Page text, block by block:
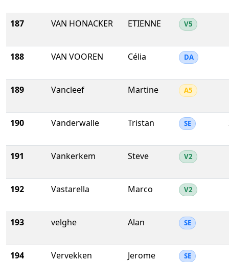
187 VAN HONACKER ETIENNE V5
188 VAN VOOREN Célia DA
189 Vancleef Martine A5
190 Vanderwalle Tristan SE
191 Vankerkem Steve V2
192 Vastarella Marco V2
193 velghe Alan SE
194 Vervekken Jerome SE